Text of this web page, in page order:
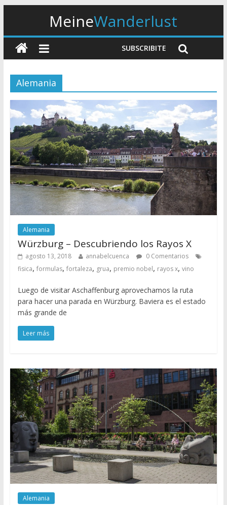
MeineWanderlust
SUBSCRIBITE
Alemania
Alemania
Würzburg – Descubriendo los Rayos X
agosto 13, 2018 annabelcuenca
0 Comentarios
fisica, formulas, fortaleza, grua, premio nobel, rayos x, vino
Luego de visitar Aschaffenburg aprovechamos la ruta
para hacer una parada en Würzburg. Baviera es el estado
más grande de
Leer más
Alemania